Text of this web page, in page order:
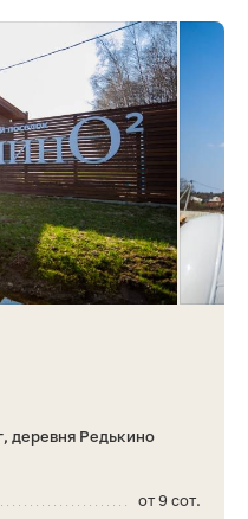
деревня Редькино
от 9 сот.